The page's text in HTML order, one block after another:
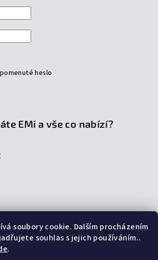
soubory cookie. Dalším procházením
souhlas s jejich používáním..
.
heslo
EMi a vše co nabízí?
platby